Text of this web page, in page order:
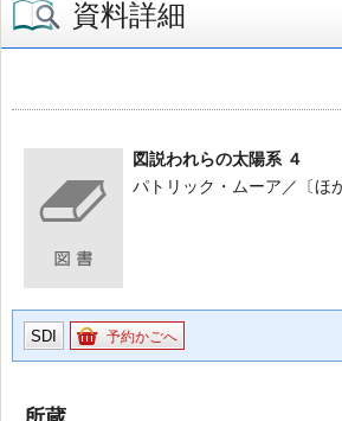
資料詳細
図説われらの太陽系 ４
パトリック・ムーア／〔ほ
SDI 予約かごへ